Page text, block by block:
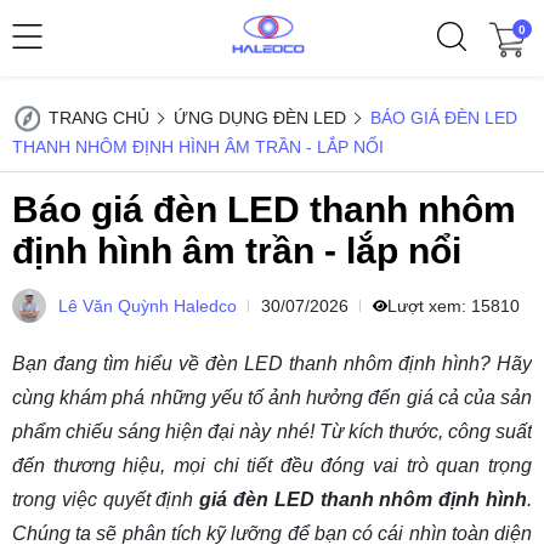
0
TRANG CHỦ ỨNG DỤNG ĐÈN LED
BÁO GIÁ ĐÈN LED
THANH NHÔM ĐỊNH HÌNH ÂM TRẦN - LẮP NỔI
Báo giá đèn LED thanh nhôm
định hình âm trần - lắp nổi
Lê Văn Quỳnh Haledco 30/07/2026 Lượt xem: 15810
Bạn đang tìm hiểu về đèn LED thanh nhôm định hình? Hãy
cùng khám phá những yếu tố ảnh hưởng đến giá cả của sản
phẩm chiếu sáng hiện đại này nhé! Từ kích thước, công suất
đến thương hiệu, mọi chi tiết đều đóng vai trò quan trọng
trong việc quyết địnhgiá đèn LED thanh nhôm định hình.
Chúng ta sẽ phân tích kỹ lưỡng để bạn có cái nhìn toàn diện